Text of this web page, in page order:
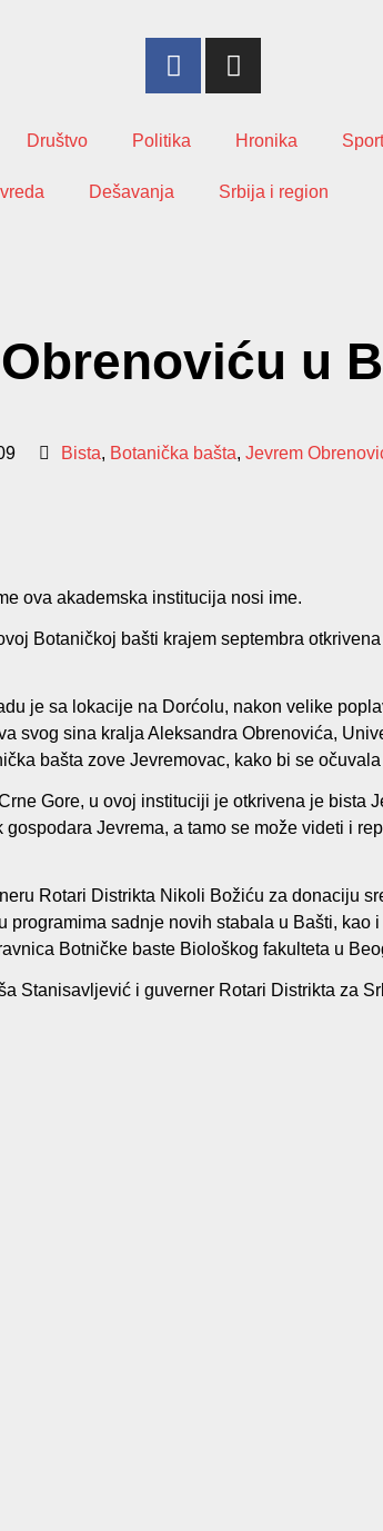
Društvo Politika Hronika
Dešavanja Srbija i region
u
Bista, Botanička bašta, Jevrem
ova akademska institucija nosi ime.
Botaničkoj bašti krajem septembra
je sa lokacije na Dorćolu, nakon velike
svog sina kralja Aleksandra Obrenovića,
bašta zove Jevremovac, kako bi se
Gore, u ovoj instituciji je otkrivena je bista
Jevrema, a tamo se može videti i
Rotari Distrikta Nikoli Božiću za donaciju
sadnje novih stabala u Bašti,
Botničke baste Biološkog fakulteta u
Stanisavljević i guverner Rotari Distrikta za